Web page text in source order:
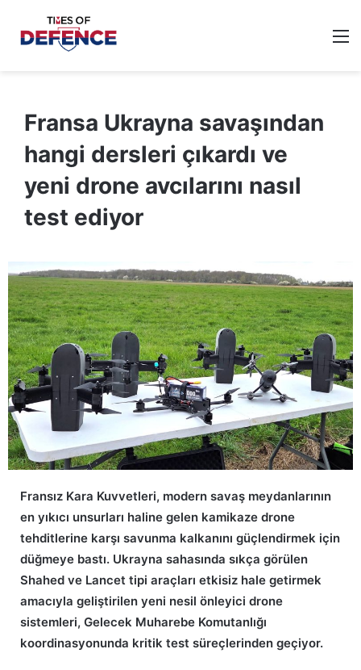
Fransa Ukrayna savaşından
hangi dersleri çıkardı ve
yeni drone avcılarını nasıl
test ediyor
Fransız Kara Kuvvetleri, modern savaş meydanlarının
en yıkıcı unsurları haline gelen kamikaze drone
tehditlerine karşı savunma kalkanını güçlendirmek için
düğmeye bastı. Ukrayna sahasında sıkça görülen
Shahed ve Lancet tipi araçları etkisiz hale getirmek
amacıyla geliştirilen yeni nesil önleyici drone
sistemleri, Gelecek Muharebe Komutanlığı
koordinasyonunda kritik test süreçlerinden geçiyor.